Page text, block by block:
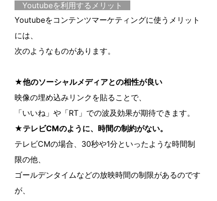
Youtubeを利用するメリット
Youtubeをコンテンツマーケティングに使うメリット
には、
次のようなものがあります。
★他のソーシャルメディアとの相性が良い
映像の埋め込みリンクを貼ることで、
「いいね」や「RT」での波及効果が期待できます。
★テレビCMのように、時間の制約がない。
テレビCMの場合、30秒や1分といったような時間制
限の他、
ゴールデンタイムなどの放映時間の制限があるのです
が、